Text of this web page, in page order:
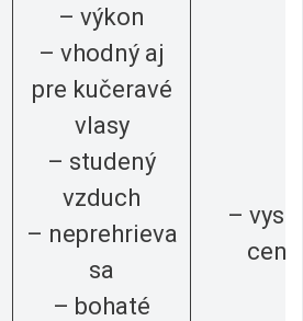
– výkon
– vhodný aj
pre kučeravé
vlasy
– studený
vzduch
– neprehrieva
sa
– bohaté
–